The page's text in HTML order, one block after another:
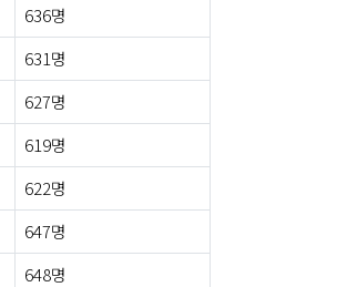
636명
631명
627명
619명
622명
647명
648명